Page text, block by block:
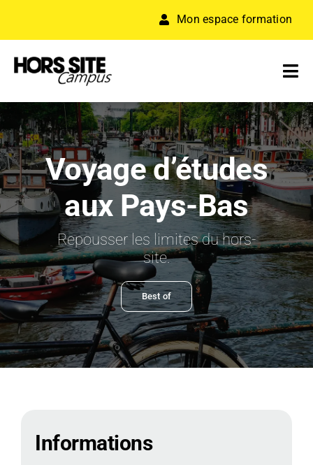
contenu
Mon espace formation
A PROPOS
FORMATION
RÉSEAU D’ENTREPRISES
ACCÉLÉRATEUR
RESSOURCES
CONTACT
Voyage d’études
aux Pays-Bas
Repousser les limites du hors-
site.
Best of
Informations